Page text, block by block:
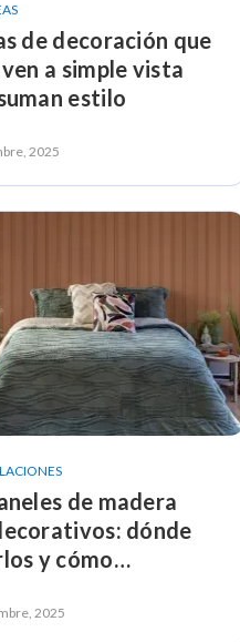
de decoración que
a simple vista
estilo
2025
de madera
dónde
y cómo
2025